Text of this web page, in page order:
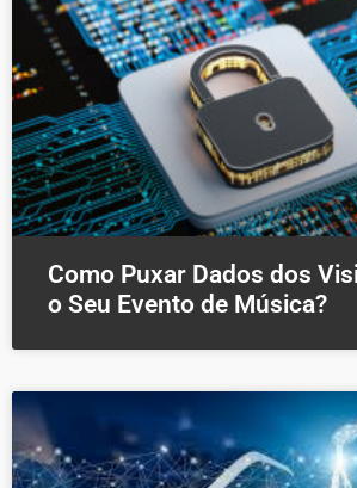
Como Puxar Dados dos
o Seu Evento de Música?